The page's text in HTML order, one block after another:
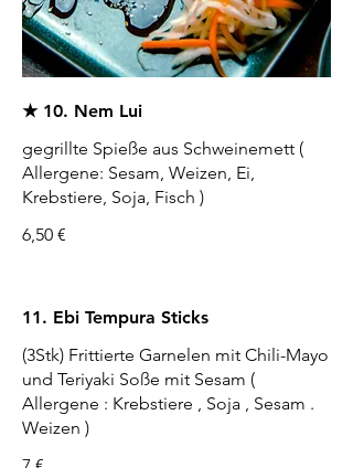
★ 10. Nem Lui
gegrillte Spieße aus Schweinemett (
Allergene: Sesam, Weizen, Ei,
Krebstiere, Soja, Fisch )
6,50 €
11. Ebi Tempura Sticks
(3Stk) Frittierte Garnelen mit Chili-Mayo
und Teriyaki Soße mit Sesam (
Allergene : Krebstiere , Soja , Sesam .
Weizen )